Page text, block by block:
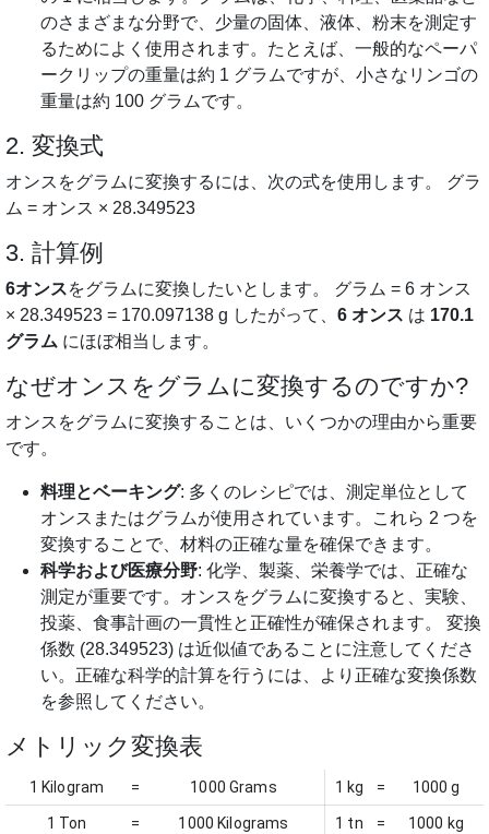
のさまざまな分野で、少量の固体、液体、粉末を測定す
るためによく使用されます。たとえば、一般的なペーパ
ークリップの重量は約 1 グラムですが、小さなリンゴの
重量は約 100 グラムです。
2. 変換式
オンスをグラムに変換するには、次の式を使用します。 グラ
ム = オンス × 28.349523
3. 計算例
6オンスをグラムに変換したいとします。 グラム = 6 オンス
× 28.349523 = 170.097138 g したがって、 6 オンス は 170.1
グラム にほぼ相当します。
なぜオンスをグラムに変換するのですか?
オンスをグラムに変換することは、いくつかの理由から重要
です。
料理とベーキング: 多くのレシピでは、測定単位として
オンスまたはグラムが使用されています。これら 2 つを
変換することで、材料の正確な量を確保できます。
科学および医療分野: 化学、製薬、栄養学では、正確な
測定が重要です。オンスをグラムに変換すると、実験、
投薬、食事計画の一貫性と正確性が確保されます。 変換
係数 (28.349523) は近似値であることに注意してくださ
い。正確な科学的計算を行うには、より正確な変換係数
を参照してください。
メトリック変換表
1 Kilogram = 1000 Grams 1 kg = 1000 g
1 Ton = 1000 Kilograms 1 tn = 1000 kg